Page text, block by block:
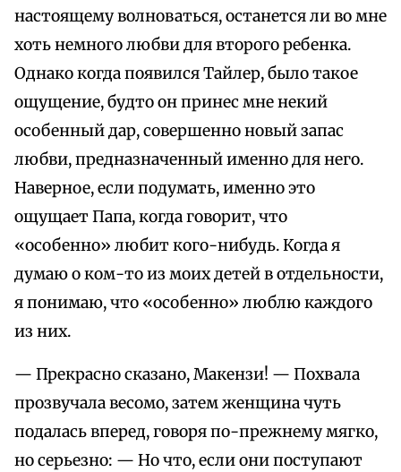
настоящему волноваться, останется ли во мне
хоть немного любви для второго ребенка.
Однако когда появился Тайлер, было такое
ощущение, будто он принес мне некий
особенный дар, совершенно новый запас
любви, предназначенный именно для него.
Наверное, если подумать, именно это
ощущает Папа, когда говорит, что
«особенно» любит кого-нибудь. Когда я
думаю о ком-то из моих детей в отдельности,
я понимаю, что «особенно» люблю каждого
из них.
— Прекрасно сказано, Макензи! — Похвала
прозвучала весомо, затем женщина чуть
подалась вперед, говоря по-прежнему мягко,
но серьезно: — Но что, если они поступают